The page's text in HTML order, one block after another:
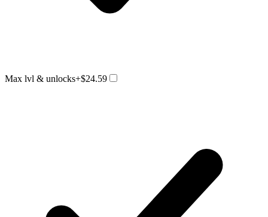
Max lvl & unlocks+$24.59